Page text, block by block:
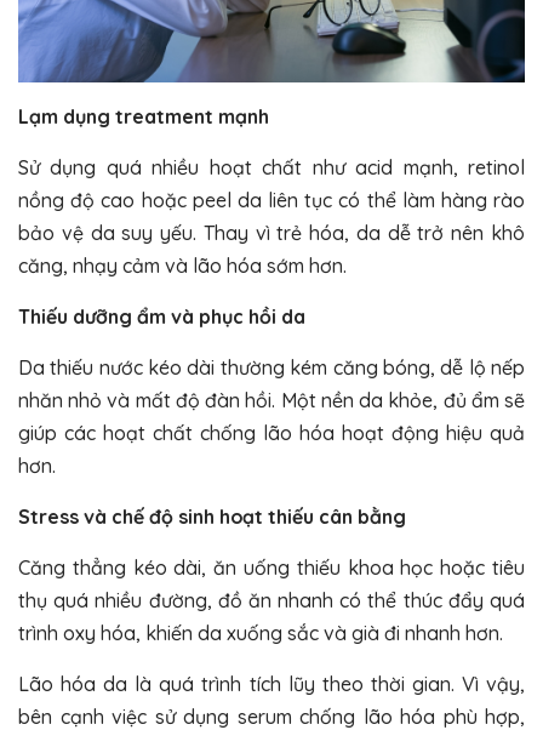
Lạm dụng treatment mạnh
Sử dụng quá nhiều hoạt chất như acid mạnh, retinol
nồng độ cao hoặc peel da liên tục có thể làm hàng rào
bảo vệ da suy yếu. Thay vì trẻ hóa, da dễ trở nên khô
căng, nhạy cảm và lão hóa sớm hơn.
Thiếu dưỡng ẩm và phục hồi da
Da thiếu nước kéo dài thường kém căng bóng, dễ lộ nếp
nhăn nhỏ và mất độ đàn hồi. Một nền da khỏe, đủ ẩm sẽ
giúp các hoạt chất chống lão hóa hoạt động hiệu quả
hơn.
Stress và chế độ sinh hoạt thiếu cân bằng
Căng thẳng kéo dài, ăn uống thiếu khoa học hoặc tiêu
thụ quá nhiều đường, đồ ăn nhanh có thể thúc đẩy quá
trình oxy hóa, khiến da xuống sắc và già đi nhanh hơn.
Lão hóa da là quá trình tích lũy theo thời gian. Vì vậy,
bên cạnh việc sử dụng serum chống lão hóa phù hợp,